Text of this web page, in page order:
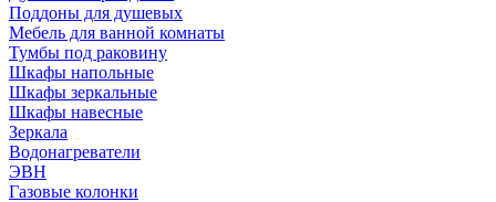
Поддоны для душевых
Мебель для ванной комнаты
Тумбы под раковину
Шкафы напольные
Шкафы зеркальные
Шкафы навесные
Зеркала
Водонагреватели
ЭВН
Газовые колонки